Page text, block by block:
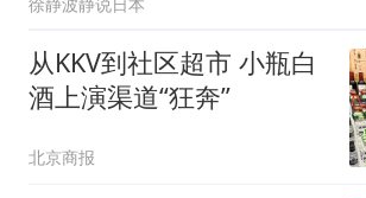
从KKV到社区超市 小瓶白
酒上演渠道“狂奔”
北京商报